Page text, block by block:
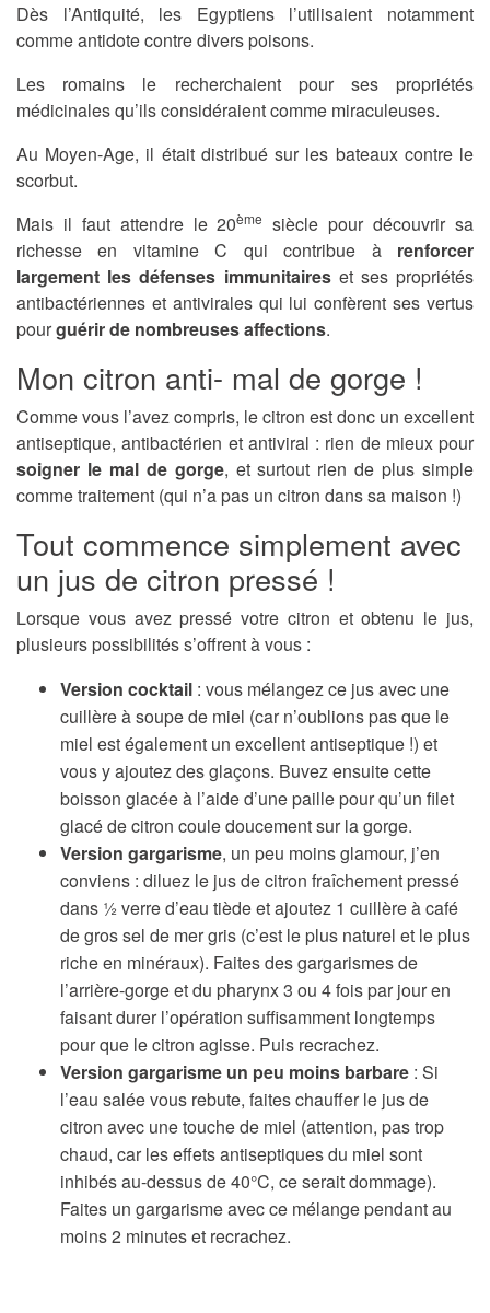
Dès l’Antiquité, les Egyptiens l’utilisaient notamment
comme antidote contre divers poisons.
Les romains le recherchaient pour ses propriétés
médicinales qu’ils considéraient comme miraculeuses.
Au Moyen-Age, il était distribué sur les bateaux contre le
scorbut.
Mais il faut attendre le 20ème siècle pour découvrir sa
richesse en vitamine C qui contribue à renforcer
largement les défenses immunitaires et ses propriétés
antibactériennes et antivirales qui lui confèrent ses vertus
pourguérir de nombreuses affections.
Mon citron anti- mal de gorge !
Comme vous l’avez compris, le citron est donc un excellent
antiseptique, antibactérien et antiviral : rien de mieux pour
soigner le mal de gorge, et surtout rien de plus simple
comme traitement (qui n’a pas un citron dans sa maison !)
Tout commence simplement avec
un jus de citron pressé !
Lorsque vous avez pressé votre citron et obtenu le jus,
plusieurs possibilités s’offrent à vous :
Version cocktail : vous mélangez ce jus avec une
cuillère à soupe de miel (car n’oublions pas que le
miel est également un excellent antiseptique !) et
vous y ajoutez des glaçons. Buvez ensuite cette
boisson glacée à l’aide d’une paille pour qu’un filet
glacé de citron coule doucement sur la gorge.
Version gargarisme, un peu moins glamour, j’en
conviens : diluez le jus de citron fraîchement pressé
dans ½ verre d’eau tiède et ajoutez 1 cuillère à café
de gros sel de mer gris (c’est le plus naturel et le plus
riche en minéraux). Faites des gargarismes de
l’arrière-gorge et du pharynx 3 ou 4 fois par jour en
faisant durer l’opération suffisamment longtemps
pour que le citron agisse. Puis recrachez.
Version gargarisme un peu moins barbare : Si
l’eau salée vous rebute, faites chauffer le jus de
citron avec une touche de miel (attention, pas trop
chaud, car les effets antiseptiques du miel sont
inhibés au-dessus de 40°C, ce serait dommage).
Faites un gargarisme avec ce mélange pendant au
moins 2 minutes et recrachez.